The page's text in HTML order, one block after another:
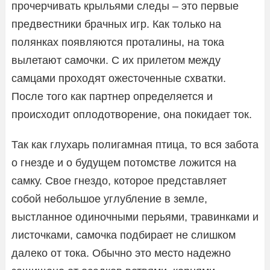
прочерчивать крыльями следы – это первые
предвестники брачных игр. Как только на
полянках появляются проталины, на тока
вылетают самочки. С их прилетом между
самцами проходят ожесточенные схватки.
После того как партнер определяется и
происходит оплодотворение, она покидает ток.
Так как глухарь полигамная птица, то вся забота
о гнезде и о будущем потомстве ложится на
самку. Свое гнездо, которое представляет
собой небольшое углубление в земле,
выстланное одиночными перьями, травинками и
листочками, самочка подбирает не слишком
далеко от тока. Обычно это место надежно